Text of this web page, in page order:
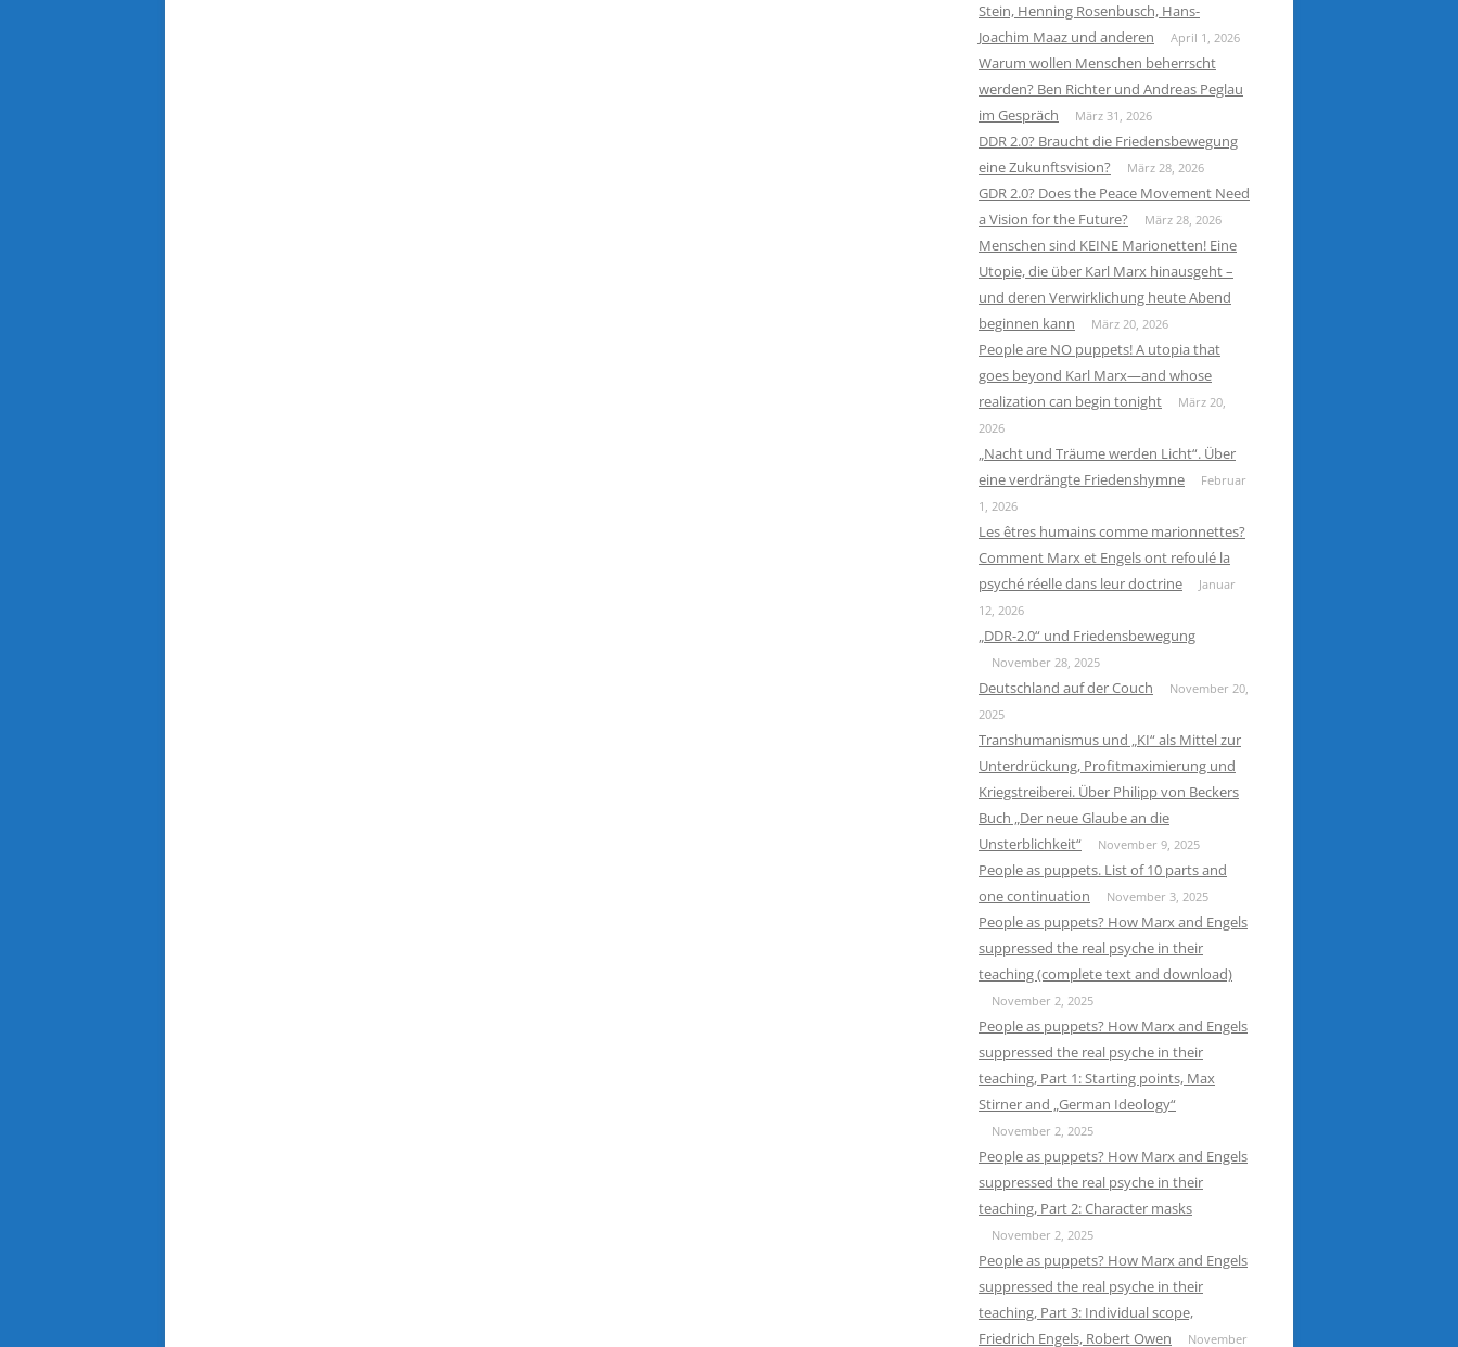
Stein, Henning Rosenbusch, Hans-
Joachim Maaz und anderen
April 1, 2026
Warum wollen Menschen beherrscht
werden? Ben Richter und Andreas Peglau
im Gespräch
März 31, 2026
DDR 2.0? Braucht die Friedensbewegung
eine Zukunftsvision?
März 28, 2026
GDR 2.0? Does the Peace Movement Need
a Vision for the Future?
März 28, 2026
Menschen sind KEINE Marionetten! Eine
Utopie, die über Karl Marx hinausgeht –
und deren Verwirklichung heute Abend
beginnen kann
März 20, 2026
People are NO puppets! A utopia that
goes beyond Karl Marx—and whose
realization can begin tonight
März 20,
2026
„Nacht und Träume werden Licht“. Über
eine verdrängte Friedenshymne
Februar
1, 2026
Les êtres humains comme marionnettes?
Comment Marx et Engels ont refoulé la
psyché réelle dans leur doctrine
Januar
12, 2026
„DDR-2.0“ und Friedensbewegung
November 28, 2025
Deutschland auf der Couch
November 20,
2025
Transhumanismus und „KI“ als Mittel zur
Unterdrückung, Profitmaximierung und
Kriegstreiberei. Über Philipp von Beckers
Buch „Der neue Glaube an die
Unsterblichkeit“
November 9, 2025
People as puppets. List of 10 parts and
one continuation
November 3, 2025
People as puppets? How Marx and Engels
suppressed the real psyche in their
teaching (complete text and download)
November 2, 2025
People as puppets? How Marx and Engels
suppressed the real psyche in their
teaching, Part 1: Starting points, Max
Stirner and „German Ideology“
November 2, 2025
People as puppets? How Marx and Engels
suppressed the real psyche in their
teaching, Part 2: Character masks
November 2, 2025
People as puppets? How Marx and Engels
suppressed the real psyche in their
teaching, Part 3: Individual scope,
Friedrich Engels, Robert Owen
November